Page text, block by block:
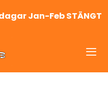
Jan-Feb STÄNGT